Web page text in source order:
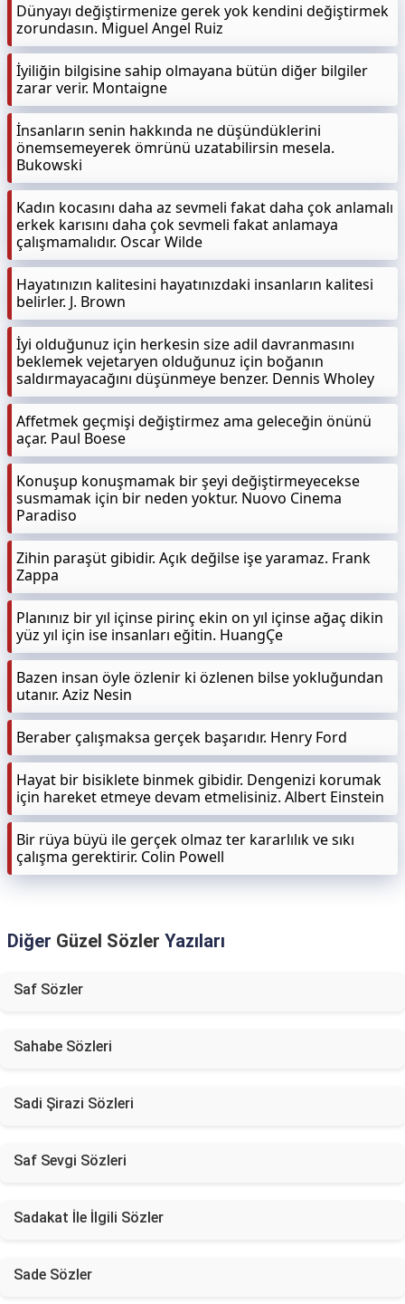
Dünyayı değiştirmenize gerek yok kendini değiştirmek
zorundasın. Miguel Angel Ruiz
İyiliğin bilgisine sahip olmayana bütün diğer bilgiler
zarar verir. Montaigne
İnsanların senin hakkında ne düşündüklerini
önemsemeyerek ömrünü uzatabilirsin mesela.
Bukowski
Kadın kocasını daha az sevmeli fakat daha çok anlamalı
erkek karısını daha çok sevmeli fakat anlamaya
çalışmamalıdır. Oscar Wilde
Hayatınızın kalitesini hayatınızdaki insanların kalitesi
belirler. J. Brown
İyi olduğunuz için herkesin size adil davranmasını
beklemek vejetaryen olduğunuz için boğanın
saldırmayacağını düşünmeye benzer. Dennis Wholey
Affetmek geçmişi değiştirmez ama geleceğin önünü
açar. Paul Boese
Konuşup konuşmamak bir şeyi değiştirmeyecekse
susmamak için bir neden yoktur. Nuovo Cinema
Paradiso
Zihin paraşüt gibidir. Açık değilse işe yaramaz. Frank
Zappa
Planınız bir yıl içinse pirinç ekin on yıl içinse ağaç dikin
yüz yıl için ise insanları eğitin. HuangÇe
Bazen insan öyle özlenir ki özlenen bilse yokluğundan
utanır. Aziz Nesin
Beraber çalışmaksa gerçek başarıdır. Henry Ford
Hayat bir bisiklete binmek gibidir. Dengenizi korumak
için hareket etmeye devam etmelisiniz. Albert Einstein
Bir rüya büyü ile gerçek olmaz ter kararlılık ve sıkı
çalışma gerektirir. Colin Powell
Diğer Güzel Sözler Yazıları
Saf Sözler
Sahabe Sözleri
Sadi Şirazi Sözleri
Saf Sevgi Sözleri
Sadakat İle İlgili Sözler
Sade Sözler